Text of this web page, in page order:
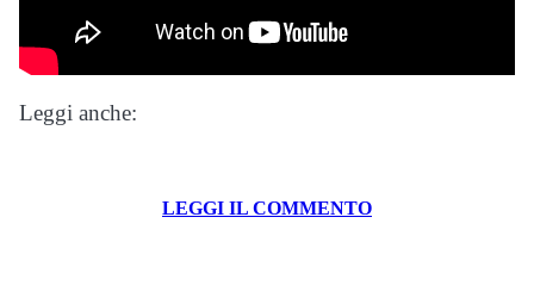
Leggi anche:
LEGGI IL COMMENTO